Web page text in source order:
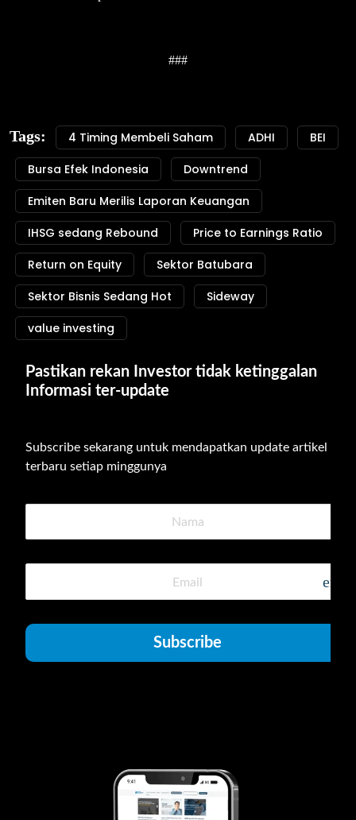
###
Tags: 4 Timing Membeli Saham ADHI
BEI
Bursa Efek Indonesia
Downtrend
Emiten Baru Merilis Laporan Keuangan
IHSG sedang Rebound
Price to Earnings Ratio
Return on Equity
Sektor Batubara
Sektor Bisnis Sedang Hot
Sideway
value investing
Pastikan rekan Investor tidak ketinggalan
Informasi ter-update
Subscribe sekarang untuk mendapatkan update artikel
terbaru setiap minggunya
Subscribe